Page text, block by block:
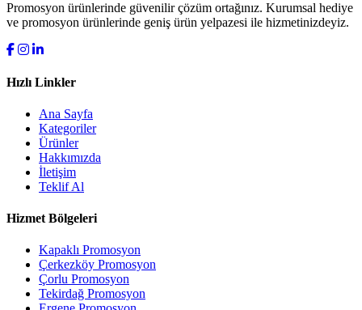
Promosyon ürünlerinde güvenilir çözüm ortağınız. Kurumsal hediye
ve promosyon ürünlerinde geniş ürün yelpazesi ile hizmetinizdeyiz.
Hızlı Linkler
Ana Sayfa
Kategoriler
Ürünler
Hakkımızda
İletişim
Teklif Al
Hizmet Bölgeleri
Kapaklı Promosyon
Çerkezköy Promosyon
Çorlu Promosyon
Tekirdağ Promosyon